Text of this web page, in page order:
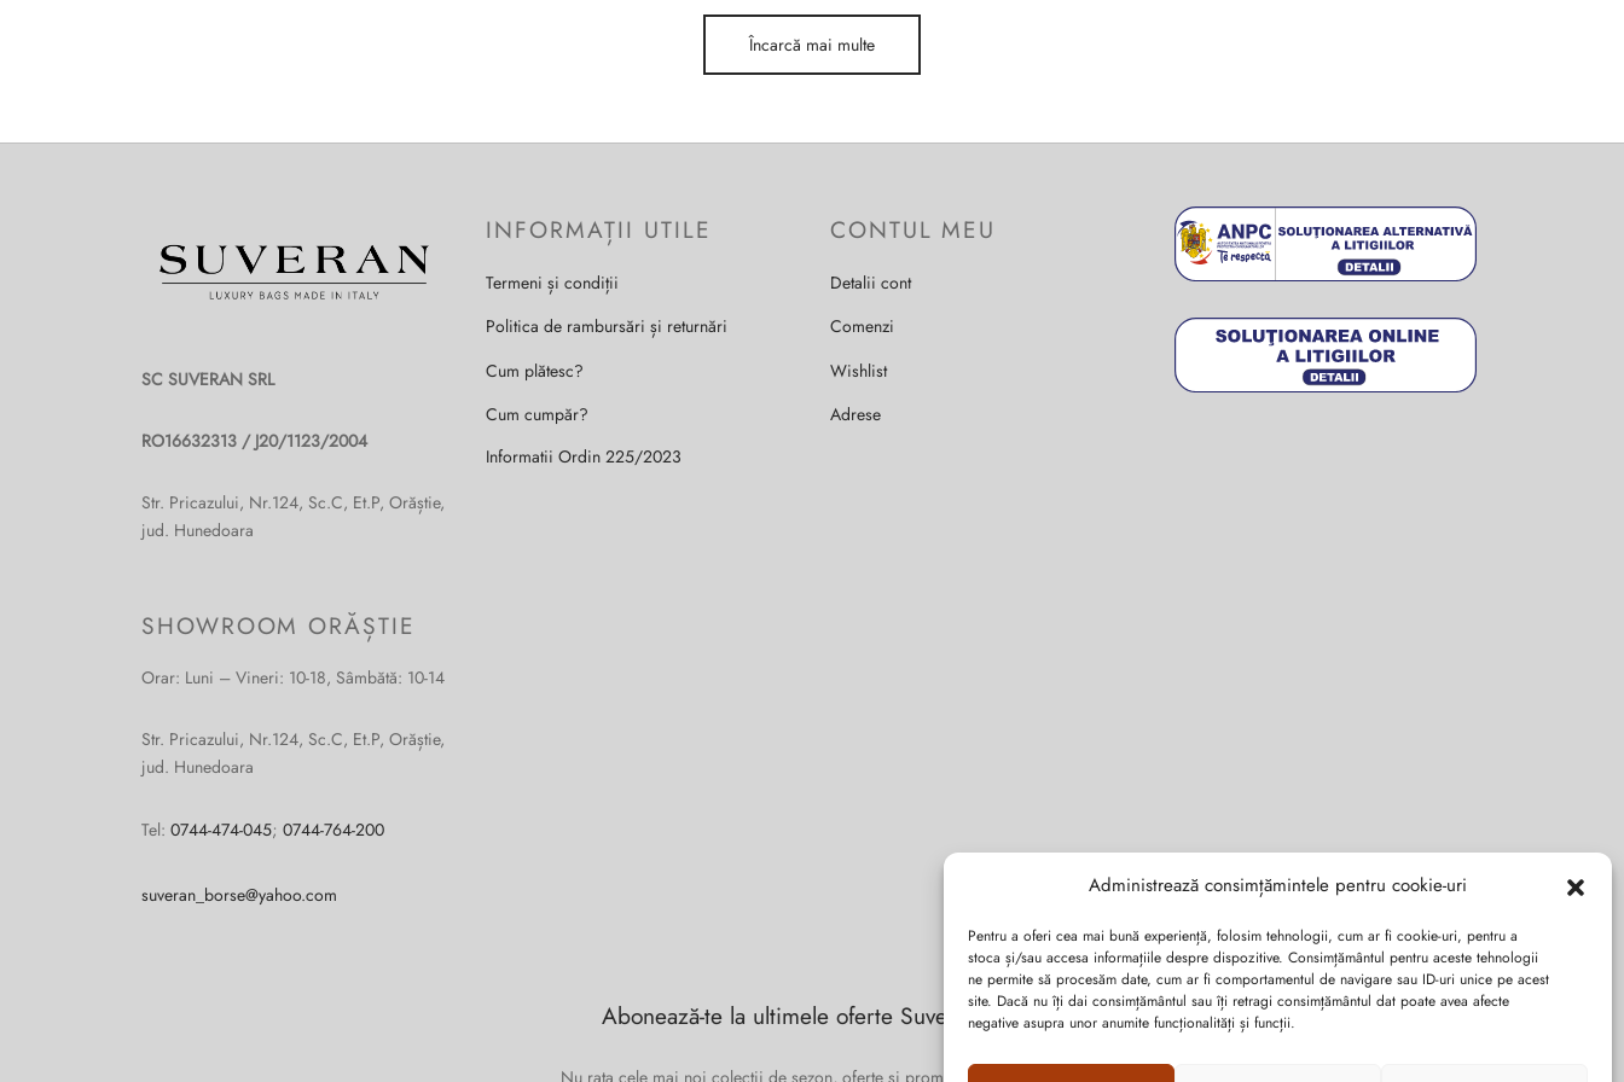
Administrează consimțămintele pentru cookie-uri
Pentru a oferi cea mai bună experiență, folosim tehnologii, cum ar fi cookie-uri, pentru a
stoca și/sau accesa informațiile despre dispozitive. Consimțământul pentru aceste tehnologii
ne permite să procesăm date, cum ar fi comportamentul de navigare sau ID-uri unice pe acest
site. Dacă nu îți dai consimțământul sau îți retragi consimțământul dat poate avea afecte
negative asupra unor anumite funcționalități și funcții.
Încarcă mai multe
SC SUVERAN SRL
RO16632313 / J20/1123/2004
Str. Pricazului, Nr.124, Sc.C, Et.P, Orăștie,
jud. Hunedoara
SHOWROOM ORĂȘTIE
Orar: Luni – Vineri: 10-18, Sâmbătă: 10-14
Str. Pricazului, Nr.124, Sc.C, Et.P, Orăștie,
jud. Hunedoara
Tel: 0744-474-045; 0744-764-200
suveran_borse@yahoo.com
INFORMAȚII UTILE
Termeni și condiții
Politica de rambursări și returnări
Cum plătesc?
Cum cumpăr?
Informatii Ordin 225/2023
CONTUL MEU
Detalii cont
Comenzi
Wishlist
Adrese
Abonează-te la ultimele oferte Suveran SRL
Nu rata cele mai noi colecții de sezon, oferte și promoții de nerefuzat.